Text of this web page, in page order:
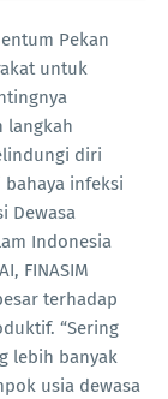
Pekan
untuk
langkah
diri
infeksi
Dewasa
Indonesia
FINASIM
terhadap
“Sering
lebih banyak
usia dewasa